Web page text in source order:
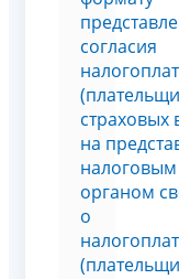
согласия
страховых
на
налоговым
органом
о